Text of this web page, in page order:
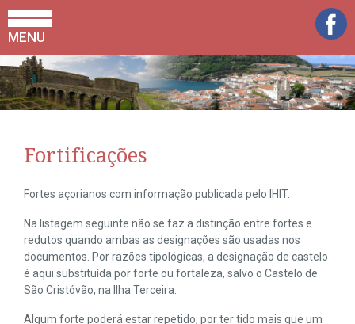
MENU
Fortificações
Fortes açorianos com informação publicada pelo IHIT.
Na listagem seguinte não se faz a distinção entre fortes e
redutos quando ambas as designações são usadas nos
documentos. Por razões tipológicas, a designação de castelo
é aqui substituída por forte ou fortaleza, salvo o Castelo de
São Cristóvão, na Ilha Terceira.
Algum forte poderá estar repetido, por ter tido mais que um